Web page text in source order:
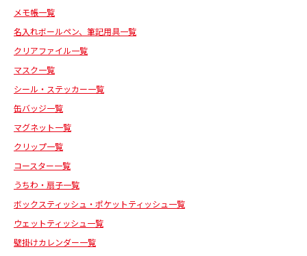
メモ帳一覧
名入れボールペン、筆記用具一覧
クリアファイル一覧
マスク一覧
シール・ステッカー一覧
缶バッジ一覧
マグネット一覧
クリップ一覧
コースター一覧
うちわ・扇子一覧
ボックスティッシュ・ポケットティッシュ一覧
ウェットティッシュ一覧
壁掛けカレンダー一覧